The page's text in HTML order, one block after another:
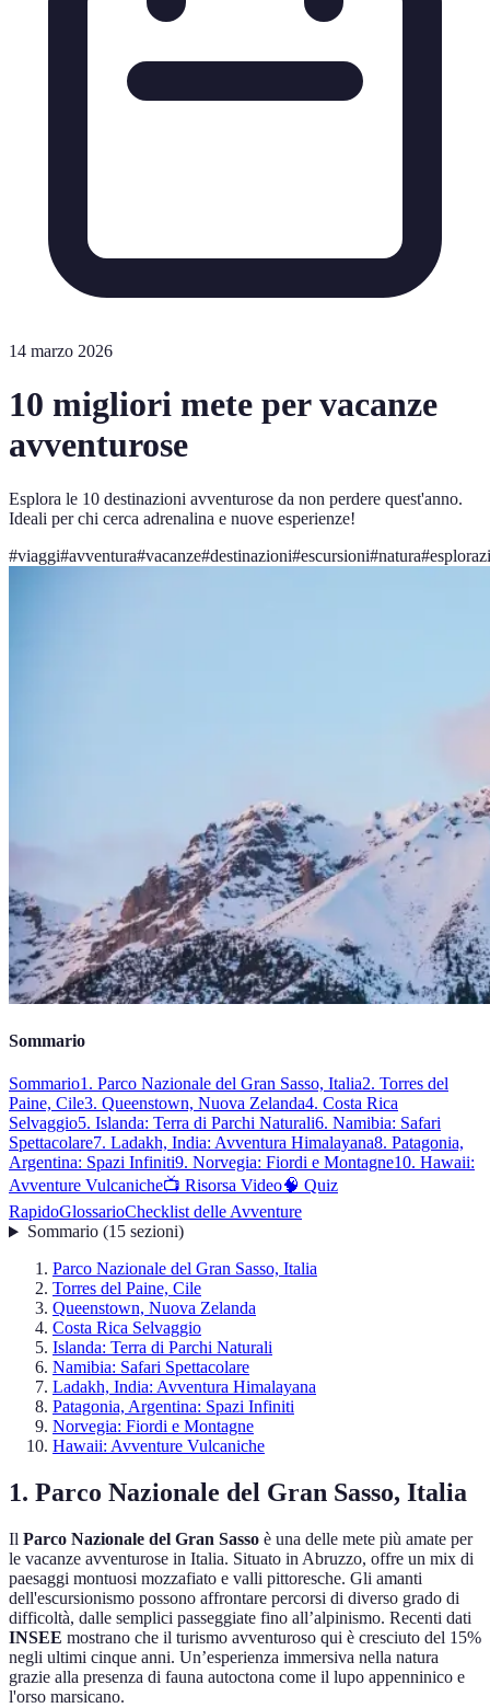
14 marzo 2026
10 migliori mete per vacanze
avventurose
Esplora le 10 destinazioni avventurose da non perdere quest'anno.
Ideali per chi cerca adrenalina e nuove esperienze!
#viaggi#avventura#vacanze#destinazioni#escursioni#natura#
Sommario
Sommario1. Parco Nazionale del Gran Sasso, Italia2. Torres del
Paine, Cile3. Queenstown, Nuova Zelanda4. Costa Rica
Selvaggio5. Islanda: Terra di Parchi Naturali6. Namibia: Safari
Spettacolare7. Ladakh, India: Avventura Himalayana8. Patagonia,
Argentina: Spazi Infiniti9. Norvegia: Fiordi e Montagne10. Hawaii:
Avventure Vulcaniche📺 Risorsa Video🧠 Quiz
RapidoGlossarioChecklist delle Avventure
Sommario(15 sezioni)
Parco Nazionale del Gran Sasso, Italia
Torres del Paine, Cile
Queenstown, Nuova Zelanda
Costa Rica Selvaggio
Islanda: Terra di Parchi Naturali
Namibia: Safari Spettacolare
Ladakh, India: Avventura Himalayana
Patagonia, Argentina: Spazi Infiniti
Norvegia: Fiordi e Montagne
Hawaii: Avventure Vulcaniche
1. Parco Nazionale del Gran Sasso, Italia
Il Parco Nazionale del Gran Sasso è una delle mete più amate per
le vacanze avventurose in Italia. Situato in Abruzzo, offre un mix di
paesaggi montuosi mozzafiato e valli pittoresche. Gli amanti
dell'escursionismo possono affrontare percorsi di diverso grado di
difficoltà, dalle semplici passeggiate fino all’alpinismo. Recenti dati
INSEE mostrano che il turismo avventuroso qui è cresciuto del 15%
negli ultimi cinque anni. Un’esperienza immersiva nella natura
grazie alla presenza di fauna autoctona come il lupo appenninico e
l'orso marsicano.